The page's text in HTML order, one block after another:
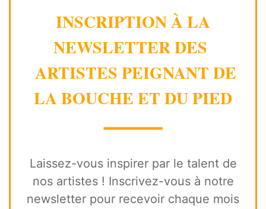
INSCRIPTION À LA
NEWSLETTER DES
ARTISTES PEIGNANT DE
LA BOUCHE ET DU PIED
⸻
Laissez-vous inspirer par le talent de
nos artistes ! Inscrivez-vous à notre
newsletter pour recevoir chaque mois